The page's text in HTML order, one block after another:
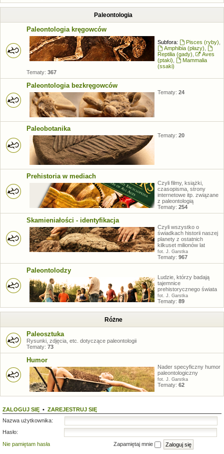
Paleontologia
Paleontologia kręgowców
Subfora: Pisces (ryby)
Amphibia (płazy)
Reptilia (gady)
Aves
(ptaki)
Mammalia
(ssaki)
Tematy: 367
Paleontologia bezkręgowców
Tematy: 24
Paleobotanika
Tematy: 20
Prehistoria w mediach
Czyli filmy, książki,
czasopisma, strony
internetowe itp. związane
z paleontologią
Tematy: 254
Skamieniałości - identyfikacja
Czyli wszystko o
świadkach historii naszej
planety z ostatnich
kilkuset milionów lat
fot. J. Garstka
Tematy: 967
Paleontolodzy
Ludzie, którzy badają
tajemnice
prehistorycznego świata
fot. J. Garstka
Tematy: 89
Różne
Paleosztuka
Rysunki, zdjęcia, etc. dotyczące paleontologii
Tematy: 73
Humor
Nader specyficzny humor
paleontologiczny
fot. J. Garstka
Tematy: 62
ZALOGUJ SIĘ • ZAREJESTRUJ SIĘ
Nazwa użytkownika:
Hasło:
Nie pamiętam hasła
Zapamiętaj mnie